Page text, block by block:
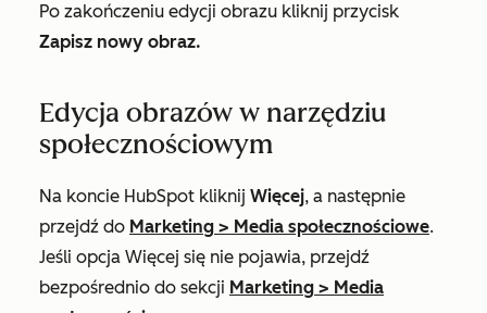
Po zakończeniu edycji obrazu kliknij przycisk
Zapisz nowy obraz.
Edycja obrazów w narzędziu
społecznościowym
Na koncie HubSpot kliknij Więcej, a następnie
przejdź do Marketing > Media społecznościowe.
Jeśli opcja Więcej się nie pojawia, przejdź
bezpośrednio do sekcji Marketing > Media